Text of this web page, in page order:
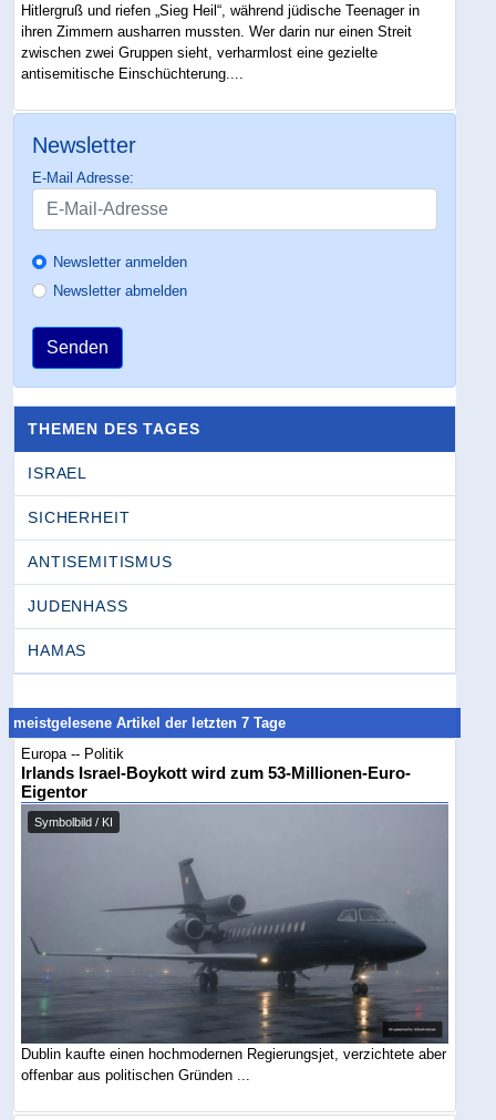
Hitlergruß und riefen „Sieg Heil“, während jüdische Teenager in
ihren Zimmern ausharren mussten. Wer darin nur einen Streit
zwischen zwei Gruppen sieht, verharmlost eine gezielte
antisemitische Einschüchterung....
Newsletter
E-Mail Adresse:
Newsletter anmelden
Newsletter abmelden
Senden
THEMEN DES TAGES
ISRAEL
SICHERHEIT
ANTISEMITISMUS
JUDENHASS
HAMAS
meistgelesene Artikel der letzten 7 Tage
Europa -- Politik
Irlands Israel-Boykott wird zum 53-Millionen-Euro-
Eigentor
Symbolbild / KI
Dublin kaufte einen hochmodernen Regierungsjet, verzichtete aber
offenbar aus politischen Gründen ...